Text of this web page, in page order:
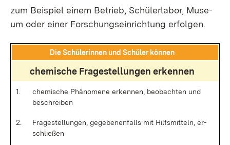
zum Bei­spiel ei­nem Be­trieb, Schü­ler­la­bor, Mu­se­
um oder ei­ner For­schungs­ein­rich­tung er­fol­gen.
Die Schü­le­rin­nen und Schü­ler kön­nen
che­mi­sche Fra­ge­stel­lun­gen er­ken­nen
1.
che­mi­sche Phä­no­me­ne er­ken­nen, be­ob­ach­ten und
be­schrei­ben
2.
Fra­ge­stel­lun­gen, ge­ge­be­nen­falls mit Hilfs­mit­teln, er­
schlie­ßen